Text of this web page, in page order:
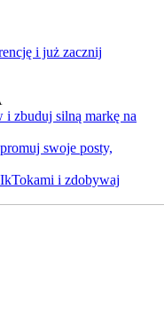
i już zacznij
zbuduj silną markę na
swoje posty,
i zdobywaj